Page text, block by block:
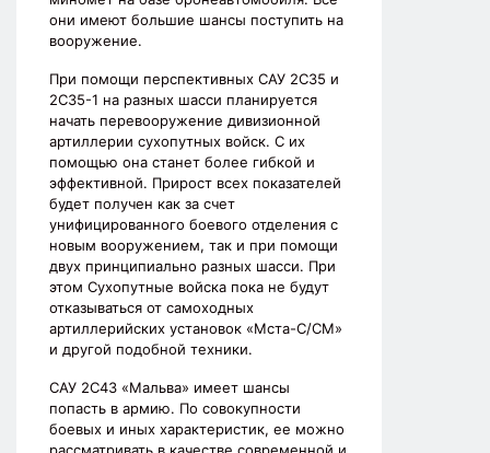
они имеют большие шансы поступить на
вооружение.
При помощи перспективных САУ 2С35 и
2С35-1 на разных шасси планируется
начать перевооружение дивизионной
артиллерии сухопутных войск. С их
помощью она станет более гибкой и
эффективной. Прирост всех показателей
будет получен как за счет
унифицированного боевого отделения с
новым вооружением, так и при помощи
двух принципиально разных шасси. При
этом Сухопутные войска пока не будут
отказываться от самоходных
артиллерийских установок «Мста-С/СМ»
и другой подобной техники.
САУ 2С43 «Мальва» имеет шансы
попасть в армию. По совокупности
боевых и иных характеристик, ее можно